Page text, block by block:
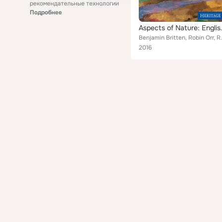
рекомендательные технологии
Подробнее
Aspects
Benjamin Britten, Robin Orr,
2016